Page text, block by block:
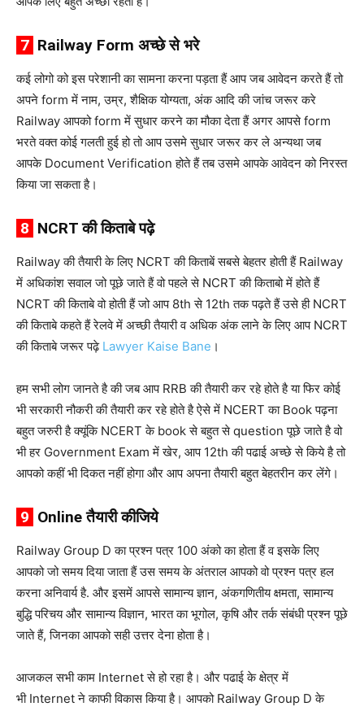
7 Railway Form अच्छे से भरे
कई लोगो को इस परेशानी का सामना करना पड़ता हैं आप जब आवेदन करते हैं तो
अपने form में नाम, उम्र, शैक्षिक योग्यता, अंक आदि की जांच जरूर करे
Railway आपको form में सुधार करने का मौका देता हैं अगर आपसे form
भरते वक्त कोई गलती हुई हो तो आप उसमे सुधार जरूर कर ले अन्यथा जब
आपके Document Verification होते हैं तब उसमे आपके आवेदन को निरस्त
किया जा सकता है।
8 NCRT की किताबे पढ़े
Railway की तैयारी के लिए NCRT की किताबें सबसे बेहतर होती हैं Railway
में अधिकांश सवाल जो पूछे जाते हैं वो पहले से NCRT की किताबो में होते हैं
NCRT की किताबे वो होती हैं जो आप 8th से 12th तक पढ़ते हैं उसे ही NCRT
की किताबे कहते हैं रेलवे में अच्छी तैयारी व अधिक अंक लाने के लिए आप NCRT
की किताबे जरूर पढ़े Lawyer Kaise Bane ।
हम सभी लोग जानते है की जब आप RRB की तैयारी कर रहे होते है या फिर कोई
भी सरकारी नौकरी की तैयारी कर रहे होते है ऐसे में NCERT का Book पढ़ना
बहुत जरुरी है क्यूंकि NCERT के book से बहुत से question पूछे जाते है वो
भी हर Government Exam में खेर, आप 12th की पढाई अच्छे से किये है तो
आपको कहीं भी दिकत नहीं होगा और आप अपना तैयारी बहुत बेहतरीन कर लेंगे।
9 Online तैयारी कीजिये
Railway Group D का प्रश्न पत्र 100 अंको का होता हैं व इसके लिए
आपको जो समय दिया जाता हैं उस समय के अंतराल आपको वो प्रश्न पत्र हल
करना अनिवार्य है. और इसमें आपसे सामान्य ज्ञान, अंकगणितीय क्षमता, सामान्य
बुद्धि परिचय और सामान्य विज्ञान, भारत का भूगोल, कृषि और तर्क संबंधी प्रश्न पूछे
जाते हैं, जिनका आपको सही उत्तर देना होता है।
आजकल सभी काम Internet से हो रहा है। और पढाई के क्षेत्र में
भी Internet ने काफी विकास किया है। आपको Railway Group D के